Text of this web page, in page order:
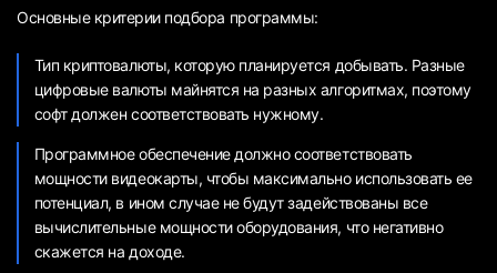
Основные критерии подбора программы:
Тип криптовалюты, которую планируется добывать. Разные
цифровые валюты майнятся на разных алгоритмах, поэтому
софт должен соответствовать нужному.
Программное обеспечение должно соответствовать
мощности видеокарты, чтобы максимально использовать ее
потенциал, в ином случае не будут задействованы все
вычислительные мощности оборудования, что негативно
скажется на доходе.